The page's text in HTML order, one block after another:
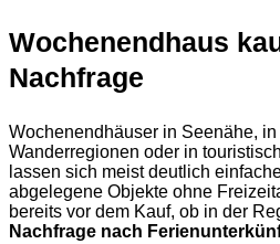
Wochenendhaus
Nachfrage
Wochenendhäuser in Seenähe,
Wanderregionen oder in
lassen sich meist deutlich
abgelegene Objekte ohne
bereits vor dem Kauf, ob in der
Nachfrage nach